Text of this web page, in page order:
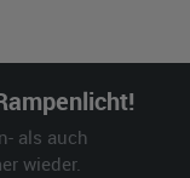
als auch
wieder.